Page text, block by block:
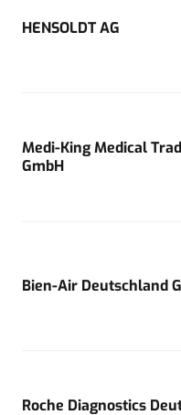
HENSOLDT AG
Medi-King Medical
GmbH
Bien-Air Deutschland
Roche Diagnostics